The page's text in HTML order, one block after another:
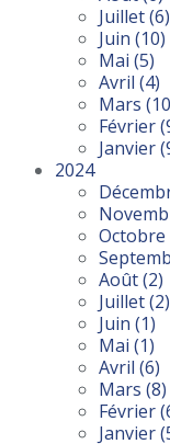
Juillet(6)
Juin (10)
Mai (5)
Avril (4)
Mars
Février
Janvier
2024
Octobre
Août(2)
Juillet(2)
Juin (1)
Mai (1)
Avril (6)
Mars (8)
Février
Janvier